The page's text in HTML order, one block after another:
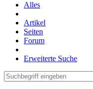
Alles
Artikel
Seiten
Forum
Erweiterte Suche